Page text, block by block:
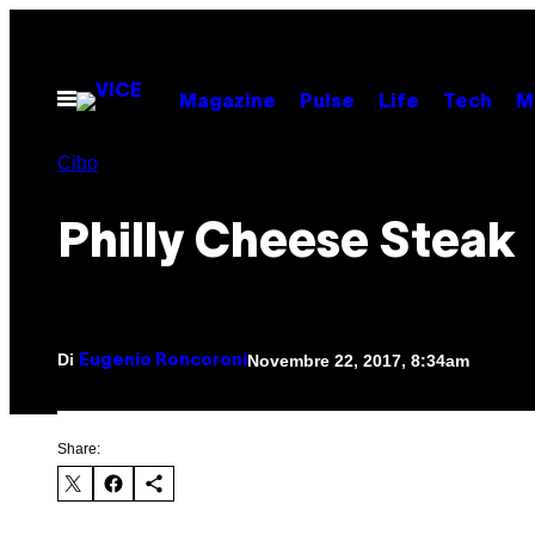
contenuto
Apri
Magazine Pulse Life Tech
Cibo
Philly Cheese Steak
Di Eugenio Roncoroni Novembre 22, 2017, 8:34am
Share: